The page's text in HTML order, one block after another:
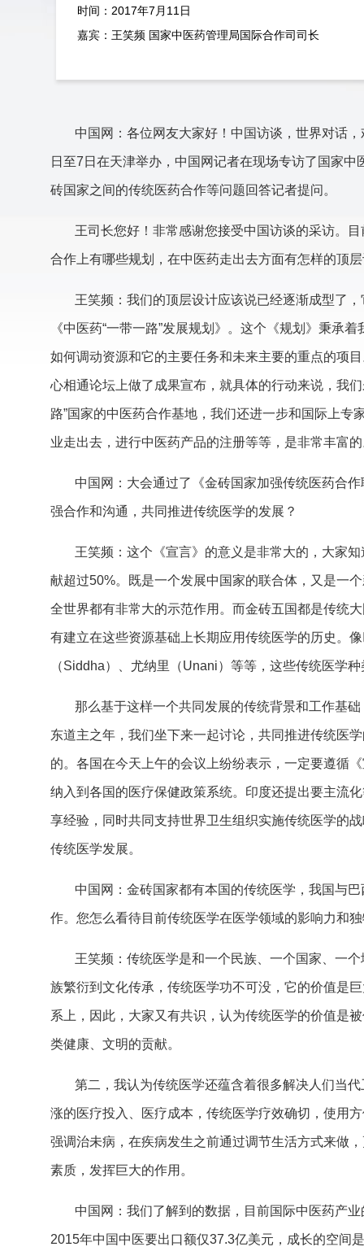
时间：2017年7月11日
嘉宾：王笑频 国家中医药管理局国际合作司司长
中国网：各位网友大家好！中国访谈，世界对话
日至7日在天津举办，中国网记者在现场专访了国家
砖国家之间的传统医药合作等问题回答记者提问。
王司长您好！非常感谢您接受中国访谈的采访。
合作上有哪些规划，在中医药走出去方面有怎样的顶
王笑频：我们的顶层设计应该说已经逐渐成型了
《中医药“一带一路”发展规划》。这个《规划》秉承
如何调动资源和它的主要任务和未来主要的重点的项
心相通论坛上做了成果宣布，就具体的行动来说，我
路”国家的中医药合作基地，我们还进一步和国际上
业走出去，进行中医药产品的注册等等，是非常丰富
中国网：大会通过了《金砖国家加强传统医药合
强合作和沟通，共同推进传统医学的发展？
王笑频：这个《宣言》的意义是非常大的，大家
献超过50%。既是一个发展中国家的联合体，又是一
全世界都有非常大的示范作用。而金砖五国都是传统
有建立在这些资源基础上长期应用传统医学的历史。
（Siddha）、尤纳里（Unani）等等，这些传统医学
那么基于这样一个共同发展的传统背景和工作基
东道主之年，我们坐下来一起讨论，共同推进传统医
的。各国在今天上午的会议上纷纷表示，一定要遵循
纳入到各国的医疗保健政策系统。印度还提出要主流
享经验，同时共同支持世界卫生组织实施传统医学的
传统医学发展。
中国网：金砖国家都有本国的传统医学，我国与
作。您怎么看待目前传统医学在医学领域的影响力和
王笑频：传统医学是和一个民族、一个国家、一
族繁衍到文化传承，传统医学功不可没，它的价值是
系上，因此，大家又有共识，认为传统医学的价值是
类健康、文明的贡献。
第二，我认为传统医学还蕴含着很多解决人们当
涨的医疗投入、医疗成本，传统医学疗效确切，使用
强调治未病，在疾病发生之前通过调节生活方式来做
素质，发挥巨大的作用。
中国网：我们了解到的数据，目前国际中医药产
2015年中国中医要出口额仅37.3亿美元，成长的空间